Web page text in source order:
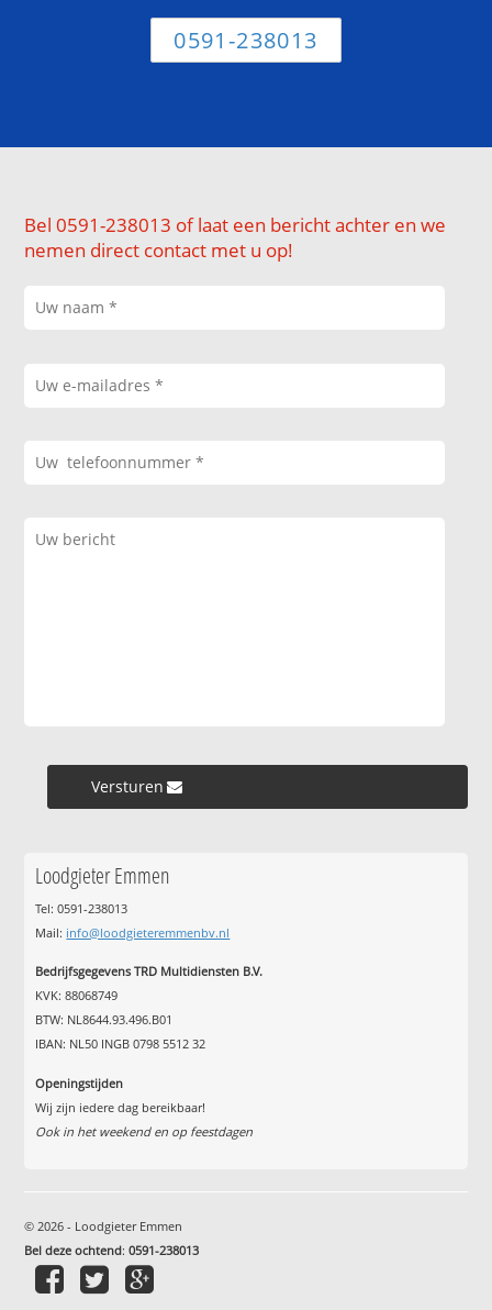
0591-238013
Bel 0591-238013 of laat een bericht achter en we
nemen direct contact met u op!
Versturen »
Loodgieter Emmen
Tel: 0591-238013
Mail: info@loodgieteremmenbv.nl
Bedrijfsgegevens TRD Multidiensten B.V.
KVK: 88068749
BTW: NL8644.93.496.B01
IBAN: NL50 INGB 0798 5512 32
Openingstijden
Wij zijn iedere dag bereikbaar!
Ook in het weekend en op feestdagen
© 2026 - Loodgieter Emmen
Bel deze ochtend:0591-238013